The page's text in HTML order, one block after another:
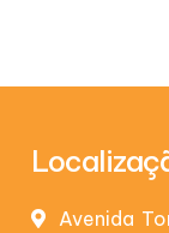
Avenida